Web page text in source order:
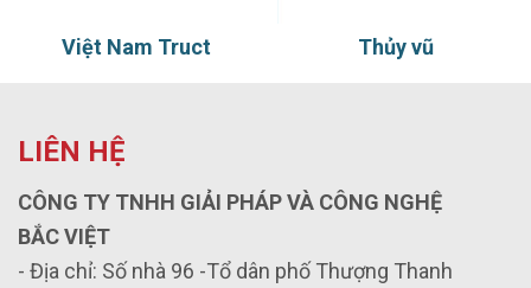
Việt Nam Truct Thủy vũ
LIÊN HỆ
CÔNG TY TNHH GIẢI PHÁP VÀ CÔNG NGHỆ
BẮC VIỆT
- Địa chỉ: Số nhà 96 -Tổ dân phố Thượng Thanh